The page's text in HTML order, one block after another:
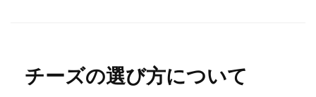
チーズの選び方について